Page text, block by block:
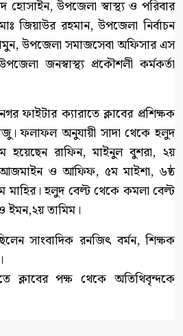
হোসাইন, উপজেলা স্বাস্থ্য ও পরিবার
জিয়াউর রহমান, উপজেলা নির্বাচন
উপজেলা সমাজসেবা অফিসার এস
জনস্বাস্থ্য প্রকৌশলী কর্মকর্তা
ফাইটার ক্যারাতে ক্লাবের প্রশিক্ষক
ফলাফল অনুযায়ী সাদা থেকে হলুদ
হয়েছেন রাফিন, মাইনুল বুশরা, ২য়
আজমাইন ও আফিফ, ৫ম মাইশা, ৬ষ্ঠ
হলুদ বেল্ট থেকে কমলা বেল্ট
ইমন,২য় তামিম।
সাংবাদিক রনজিৎ বর্মন, শিক্ষক
ক্লাবের পক্ষ থেকে অতিথিবৃন্দকে